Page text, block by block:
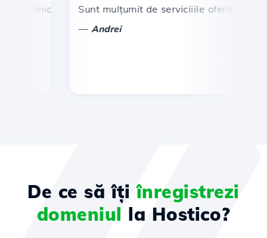
prompt și eficient.
Sunt mulțumit de serviciiile oferite de
Andrei
De ce să îțiînregistrezi
domeniul la Hostico?